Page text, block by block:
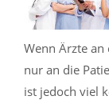
Wenn Ärzte
nur an die
ist jedoch viel